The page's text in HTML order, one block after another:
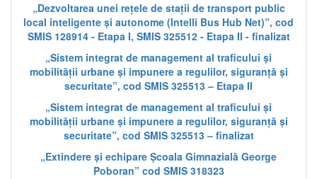
„Dezvoltarea unei rețele de stații de transport public
local inteligente și autonome (Intelli Bus Hub Net)”, cod
SMIS 128914 - Etapa I, SMIS 325512 - Etapa II - finalizat
„Sistem integrat de management al traficului și
mobilității urbane și impunere a regulilor, siguranță și
securitate”, cod SMIS 325513 – Etapa II
„Sistem integrat de management al traficului și
mobilității urbane și impunere a regulilor, siguranță și
securitate”, cod SMIS 325513 – finalizat
„Extindere și echipare Școala Gimnazială George
Poboran” cod SMIS 318323